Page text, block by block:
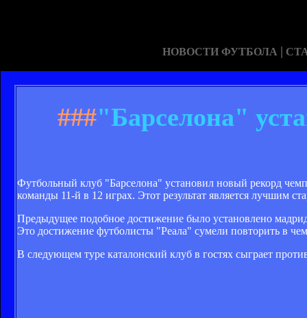
НОВОСТИ ФУТБОЛА |
###"Барселона"
Футбольный клуб "Барселона" установил новый рекорд
команды 11-й в 12 играх. Этот результат является лучшим
Предыдущее подобное достижение было установлено
Это достижение футболисты "Реала" сумели повторить в
В следующем туре каталонский клуб в гостях сыграет